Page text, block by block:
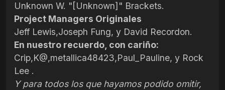
Unknown W. "[Unknown]" Brackets.
Project Managers Originales
Jeff Lewis,Joseph Fung, y David Recordon.
En nuestro recuerdo, con cariño:
Crip,K@,metallica48423,Paul_Pauline, y Rock
Lee .
Y para todos los que hayamos podido omitir,